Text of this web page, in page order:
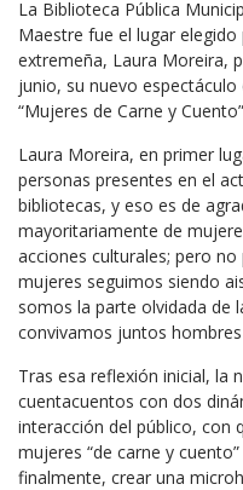
La Biblioteca Pública
Maestre fue el lugar
extremeña, Laura Moreira,
junio, su nuevo
“Mujeres de Carne y
Laura Moreira, en primer
personas presentes en el
bibliotecas, y eso es de
mayoritariamente de
acciones culturales; pero
mujeres seguimos siendo
somos la parte olvidada de
convivamos juntos hombres
Tras esa reflexión inicial, la
cuentacuentos con dos
interacción del público, con
mujeres “de carne y
finalmente, crear una